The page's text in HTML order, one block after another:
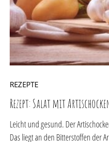
REZEPTE
Rezept: Salat mit
Leicht und gesund. Der
Das liegt an den Bitterstoffen der